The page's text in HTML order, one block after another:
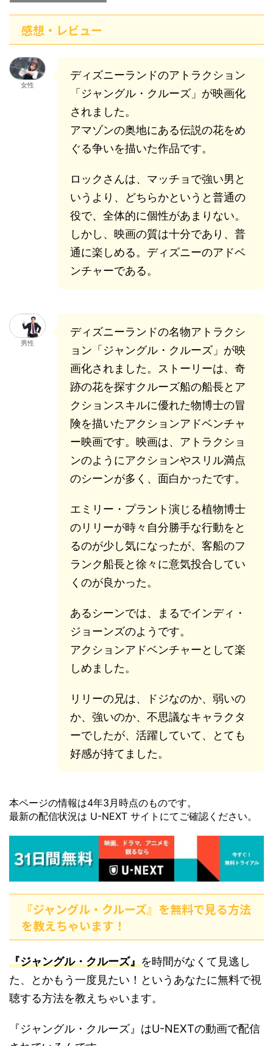
感想・レビュー
女性
ディズニーランドのアトラクション
「ジャングル・クルーズ」が映画化
されました。
アマゾンの奥地にある伝説の花をめ
ぐる争いを描いた作品です。
ロックさんは、マッチョで強い男と
いうより、どちらかというと普通の
役で、全体的に個性があまりない。
しかし、映画の質は十分であり、普
通に楽しめる。ディズニーのアドベ
ンチャーである。
男性
ディズニーランドの名物アトラクシ
ョン「ジャングル・クルーズ」が映
画化されました。ストーリーは、奇
跡の花を探すクルーズ船の船長とア
クションスキルに優れた物博士の冒
険を描いたアクションアドベンチャ
ー映画です。映画は、アトラクショ
ンのようにアクションやスリル満点
のシーンが多く、面白かったです。
エミリー・プラント演じる植物博士
のリリーが時々自分勝手な行動をと
るのが少し気になったが、客船のフ
ランク船長と徐々に意気投合してい
くのが良かった。
あるシーンでは、まるでインディ・
ジョーンズのようです。
アクションアドベンチャーとして楽
しめました。
リリーの兄は、ドジなのか、弱いの
か、強いのか、不思議なキャラクタ
ーでしたが、活躍していて、とても
好感が持てました。
本ページの情報は4年3月時点のものです。
最新の配信状況は U-NEXT サイトにてご確認ください。
『ジャングル・クルーズ』を無料で見る方法
を教えちゃいます！
『ジャングル・クルーズ』を時間がなくて見逃し
た、とかもう一度見たい！というあなたに無料で視
聴する方法を教えちゃいます。
『ジャングル・クルーズ』はU-NEXTの動画で配信